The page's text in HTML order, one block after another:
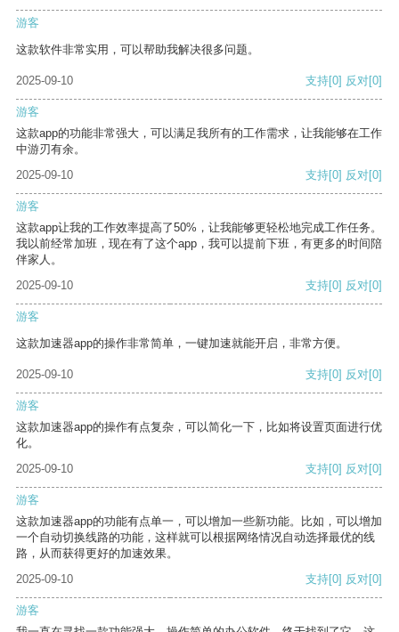
游客
这款软件非常实用，可以帮助我解决很多问题。
2025-09-10 支持[0] 反对[0]
游客
这款app的功能非常强大，可以满足我所有的工作需求，让我能够在工作
中游刃有余。
2025-09-10
支持[0] 反对[0]
游客
这款app让我的工作效率提高了50%，让我能够更轻松地完成工作任务。
我以前经常加班，现在有了这个app，我可以提前下班，有更多的时间陪
伴家人。
2025-09-10
支持[0] 反对[0]
游客
这款加速器app的操作非常简单，一键加速就能开启，非常方便。
2025-09-10 支持[0] 反对[0]
游客
这款加速器app的操作有点复杂，可以简化一下，比如将设置页面进行优
化。
2025-09-10
支持[0] 反对[0]
游客
这款加速器app的功能有点单一，可以增加一些新功能。比如，可以增加
一个自动切换线路的功能，这样就可以根据网络情况自动选择最优的线
路，从而获得更好的加速效果。
2025-09-10
支持[0] 反对[0]
游客